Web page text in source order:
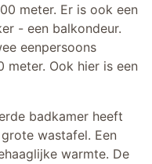
meter. Er is ook een
- een balkondeur.
eenpersoons
Ook hier is een
badkamer heeft
wastafel. Een
warmte. De